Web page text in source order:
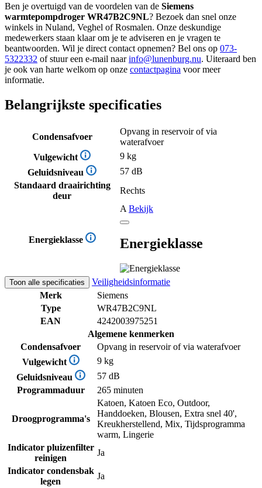
Ben je overtuigd van de voordelen van de Siemens
warmtepompdroger WR47B2C9NL? Bezoek dan snel onze
winkels in Nuland, Veghel of Rosmalen. Onze deskundige
medewerkers staan klaar om je te adviseren en je vragen te
beantwoorden. Wil je direct contact opnemen? Bel ons op 073-
5322332 of stuur een e-mail naarinfo@lunenburg.nu. Uiteraard ben
je ook van harte welkom op onze contactpagina voor meer
informatie.
Belangrijkste specificaties
Condensafvoer
Opvang in reservoir of via
waterafvoer
Vulgewicht
9 kg
Geluidsniveau
57 dB
Standaard draairichting
deur
Rechts
Energieklasse
A Bekijk
Energieklasse
Toon alle specificaties
Veiligheidsinformatie
Merk
Siemens
Type
WR47B2C9NL
EAN
4242003975251
Algemene kenmerken
Condensafvoer
Opvang in reservoir of via waterafvoer
Vulgewicht
9 kg
Geluidsniveau
57 dB
Programmaduur
265 minuten
Droogprogramma's
Katoen, Katoen Eco, Outdoor,
Handdoeken, Blousen, Extra snel 40',
Kreukherstellend, Mix, Tijdsprogramma
warm, Lingerie
Indicator pluizenfilter
reinigen
Ja
Indicator condensbak
legen
Ja